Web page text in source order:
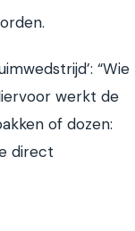
“Wie
werkt de
of dozen:
direct